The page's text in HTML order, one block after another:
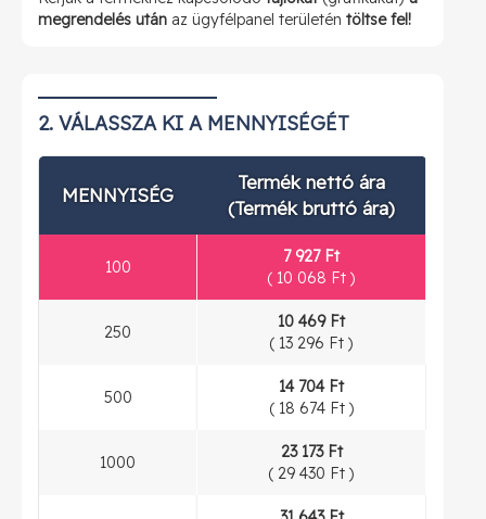
megrendelés után az ügyfélpanel területén töltse fel!
2. VÁLASSZA KI A MENNYISÉGÉT
MENNYISÉG
Termék nettó ára
(Termék bruttó ára)
100
7 927 Ft
( 10 068 Ft )
250
10 469 Ft
( 13 296 Ft )
500
14 704 Ft
( 18 674 Ft )
1000
23 173 Ft
( 29 430 Ft )